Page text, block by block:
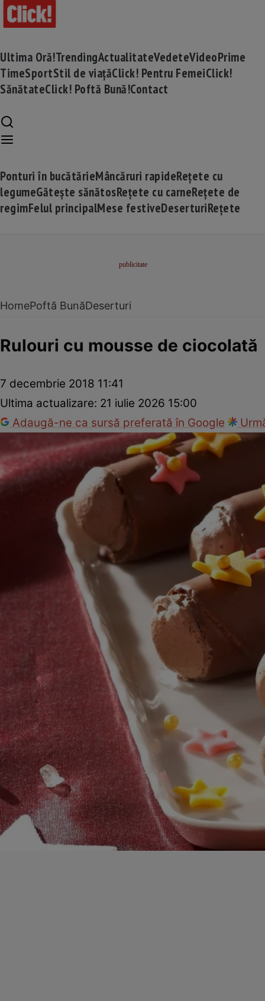
Ultima Oră!TrendingActualitateVedeteVideoPrime
TimeSportStil de viațăClick! Pentru FemeiClick!
SănătateClick! Poftă Bună!Contact
Ponturi în bucătărieMâncăruri rapideRețete cu
legumeGătește sănătosRețete cu carneRețete de
regimFelul principalMese festiveDeserturiRețete
HomePoftă BunăDeserturi
Rulouri cu mousse de ciocolată
7 decembrie 2018 11:41
Ultima actualizare: 21 iulie 2026 15:00
Adaugă-ne ca sursă preferată în Google